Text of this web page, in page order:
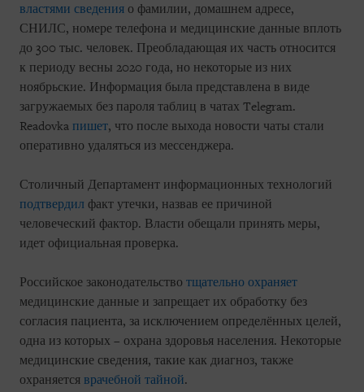
властями сведения о фамилии, домашнем адресе,
СНИЛС, номере телефона и медицинские данные вплоть
до 300 тыс. человек. Преобладающая их часть относится
к периоду весны 2020 года, но некоторые из них
ноябрьские. Информация была представлена в виде
загружаемых без пароля таблиц в чатах Telegram.
Readovka пишет, что после выхода новости чаты стали
оперативно удаляться из мессенджера.
Столичный Департамент информационных технологий
подтвердил факт утечки, назвав ее причиной
человеческий фактор. Власти обещали принять меры,
идет официальная проверка.
Российское законодательство тщательно охраняет
медицинские данные и запрещает их обработку без
согласия пациента, за исключением определённых целей,
одна из которых – охрана здоровья населения. Некоторые
медицинские сведения, такие как диагноз, также
охраняется врачебной тайной.